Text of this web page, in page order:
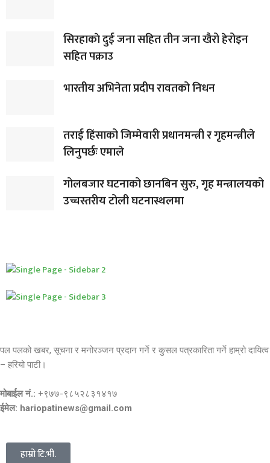
सिरहाकाे दुई जना सहित तीन जना खैरो हेरोइन
सहित पक्राउ
भारतीय अभिनेता प्रदीप रावतको निधन
तराई हिंसाको जिम्मेवारी प्रधानमन्त्री र गृहमन्त्रीले
लिनुपर्छः एमाले
गोलबजार घटनाको छानबिन सुरु, गृह मन्त्रालयको
उच्चस्तरीय टोली घटनास्थलमा
पल पलको खबर, सूचना र मनोरञ्जन प्रदान गर्ने र कुसल पत्रकारिता गर्ने हाम्रो दायित्व
– हरियो पाटी।
मोबाईल नं.: +९७७-९८५२८३१४१७
ईमेल: hariopatinews@gmail.com
हाम्रो टि.भी.